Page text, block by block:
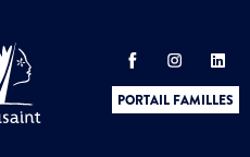
PORTAIL FAMILLES